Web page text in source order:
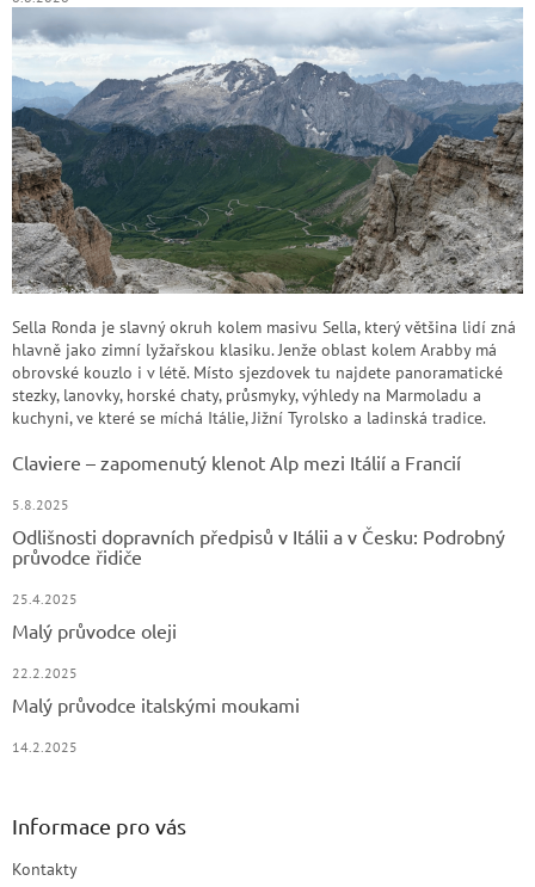
Sella Ronda je slavný okruh kolem masivu Sella, který většina lidí zná
hlavně jako zimní lyžařskou klasiku. Jenže oblast kolem Arabby má
obrovské kouzlo i v létě. Místo sjezdovek tu najdete panoramatické
stezky, lanovky, horské chaty, průsmyky, výhledy na Marmoladu a
kuchyni, ve které se míchá Itálie, Jižní Tyrolsko a ladinská tradice.
Claviere – zapomenutý klenot Alp mezi Itálií a Francií
5.8.2025
Odlišnosti dopravních předpisů v Itálii a v Česku: Podrobný
průvodce řidiče
25.4.2025
Malý průvodce oleji
22.2.2025
Malý průvodce italskými moukami
14.2.2025
Informace pro vás
Kontakty